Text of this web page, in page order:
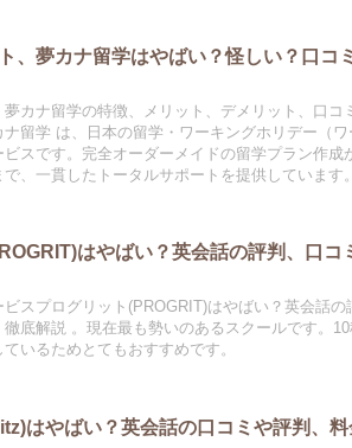
、夢カナ留学はやばい？怪しい？口コ
カナ留学の特徴、メリット、デメリット、口コ
ナ留学 は、日本の留学・ワーキングホリデー（
ビスです。完全オーダーメイドの留学プラン作成
、一貫したトータルサポートを提供しています。
はやばい？英会話の評判、口コ
スプログリット(PROGRIT)はやばい？英会話
底解説 。現在最も勢いのあるスクールです。
いるためとてもおすすめです。
はやばい？英会話の口コミや評判、